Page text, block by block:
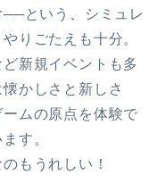
という、シミュレ
りごたえも十分。
新規イベントも多
かしさと新しさ
ムの原点を体験で
す。
もうれしい！